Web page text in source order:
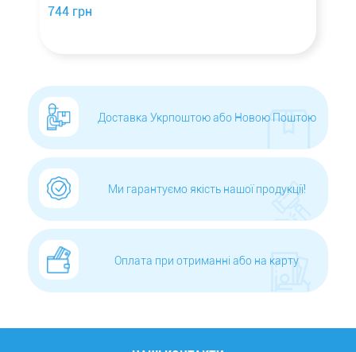
744 грн
Доставка Укрпоштою або Новою Поштою
Ми гарантуємо якість нашої продукції!
Оплата при отриманні або на карту